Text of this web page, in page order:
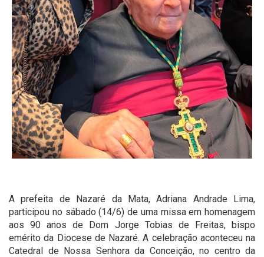
A prefeita de Nazaré da Mata, Adriana Andrade Lima,
participou no sábado (14/6) de uma missa em homenagem
aos 90 anos de Dom Jorge Tobias de Freitas, bispo
emérito da Diocese de Nazaré. A celebração aconteceu na
Catedral de Nossa Senhora da Conceição, no centro da